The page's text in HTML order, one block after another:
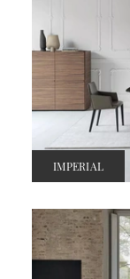
IMPERIAL